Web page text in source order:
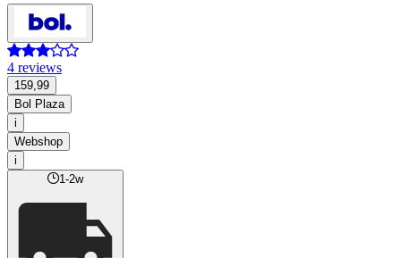
4 reviews
159,99
Bol Plaza
i
Webshop
i
1-2w